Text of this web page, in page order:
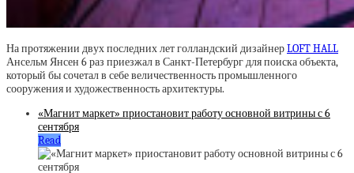
На протяжении двух последних лет голландский дизайнерLOFT HALL
Ансельм Янсен 6 раз приезжал в Санкт-Петербург для поиска объекта,
который бы сочетал в себе величественность промышленного
сооружения и художественность архитектуры.
«Магнит маркет» приостановит работу основной витрины с 6
сентября
Read